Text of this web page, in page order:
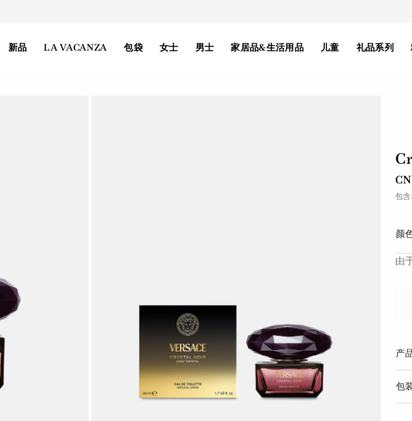
新品 LA VACANZA 包袋 女士 男士 家居品&生活用品 儿童 礼品系列
包
颜
由
产
包